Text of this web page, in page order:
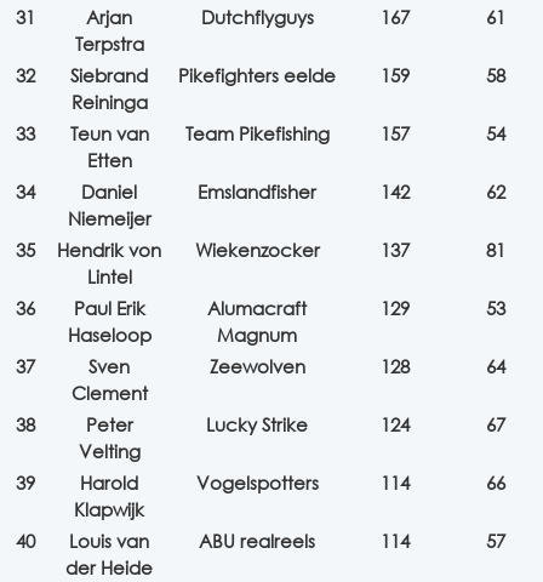
31
Arjan
Terpstra
Dutchflyguys 167 61
32
Siebrand
Reininga
Pikefighters eelde 159 58
33
Teun van
Etten
Team Pikefishing 157 54
34
Daniel
Niemeijer
Emslandfisher 142 62
35
Hendrik von
Lintel
Wiekenzocker 137 81
36
Paul Erik
Haseloop
Alumacraft
Magnum
129 53
37
Sven
Clement
Zeewolven 128 64
38
Peter
Velting
Lucky Strike 124 67
39
Harold
Klapwijk
Vogelspotters 114 66
40
Louis van
der Heide
ABU realreels 114 57